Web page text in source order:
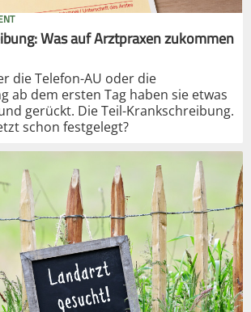
Was auf Arztpraxen zukommen
die Telefon-AU oder die
ab dem ersten Tag haben sie etwas
gerückt. Die Teil-Krankschreibung.
schon festgelegt?